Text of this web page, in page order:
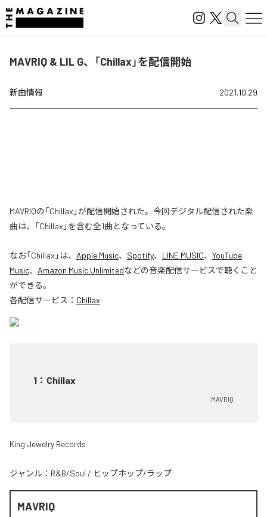
MAVRIQ & LIL G、「Chillax」を配信開始
新曲情報 2021.10.29
MAVRIQの「Chillax」が配信開始された。今回デジタル配信された楽
曲は、「Chillax」を含む全1曲となっている。
なお「Chillax 」は、 Apple Music、 Spotify、 LINE MUSIC、 YouTube
Music、 Amazon Music Unlimitedなどの音楽配信サービスで聴くこと
ができる。
各配信サービス： Chillax
1 ： Chillax
MAVRIQ
King Jewelry Records
ジャンル： R&B/Soul / ヒップホップ/ラップ
MAVRIQ